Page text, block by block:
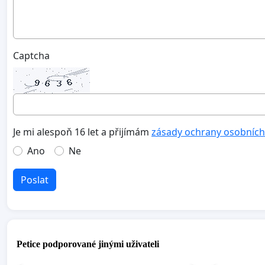
Captcha
Je mi alespoň 16 let a přijímám zásady ochrany
Ano
Ne
Poslat
Petice podporované jinými uživateli